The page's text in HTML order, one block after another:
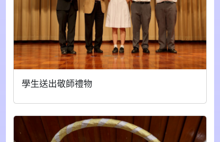
學生送出敬師禮物